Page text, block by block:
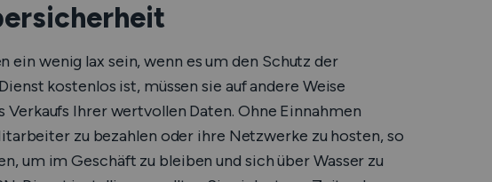
wenig lax sein, wenn es um den Schutz der
kostenlos ist, müssen sie auf andere Weise
Ihrer wertvollen Daten. Ohne Einnahmen
zu bezahlen oder ihre Netzwerke zu hosten, so
um im Geschäft zu bleiben und sich über Wasser zu